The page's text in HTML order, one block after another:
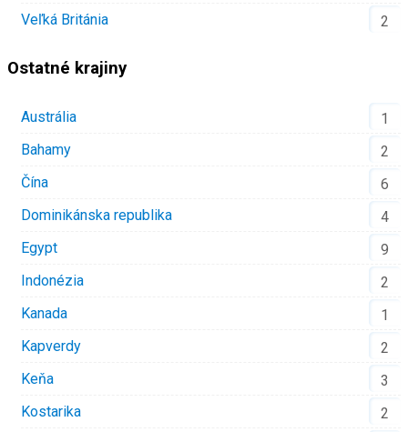
Veľká Británia
2
Ostatné krajiny
Austrália
1
Bahamy
2
Čína
6
Dominikánska republika
4
Egypt
9
Indonézia
2
Kanada
1
Kapverdy
2
Keňa
3
Kostarika
2